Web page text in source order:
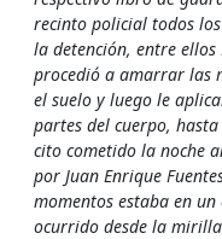
recinto policial todos
la detención, entre
procedió a amarrar las
el suelo y luego le
partes del cuerpo,
cito cometido la noche
por Juan Enrique
momentos estaba en
ocurrido desde la